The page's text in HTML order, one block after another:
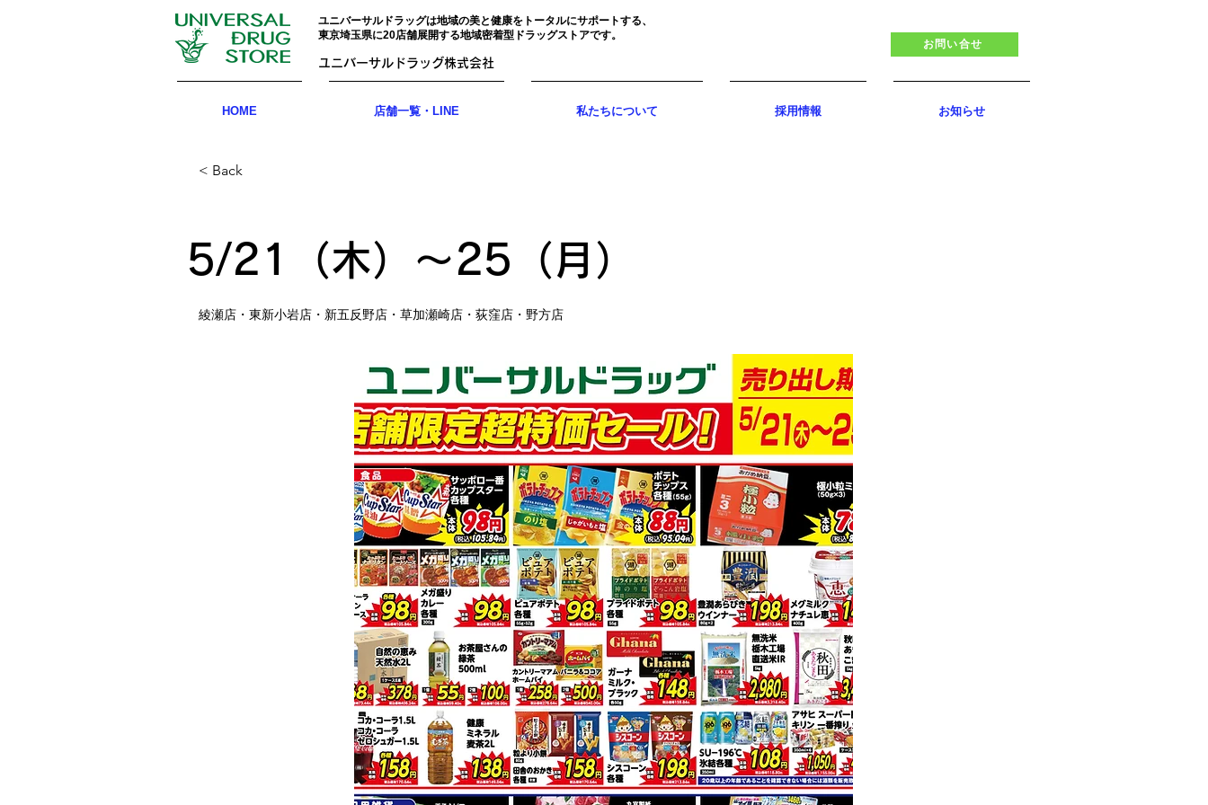
ユニバーサルドラッグは地域の美と健康をトータルにサポートする、
東京埼玉県に20店舗展開する地域密着型ドラッグストアです。
ユニバーサルドラッグ株式会社
お問い合せ
HOME 店舗一覧・LINE 私たちについて 採用情報 お知らせ
< Back
5/21（木）〜25（月）
綾瀬店・東新小岩店・新五反野店・草加瀬崎店・荻窪店・野方店